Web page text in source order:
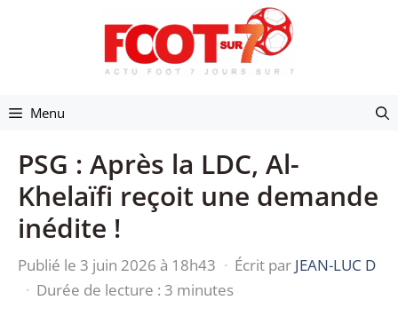
Menu
PSG : Après la LDC, Al-
Khelaïfi reçoit une demande
inédite !
Publié le 3 juin 2026 à 18h43 · Écrit par JEAN-LUC D
· Durée de lecture : 3 minutes